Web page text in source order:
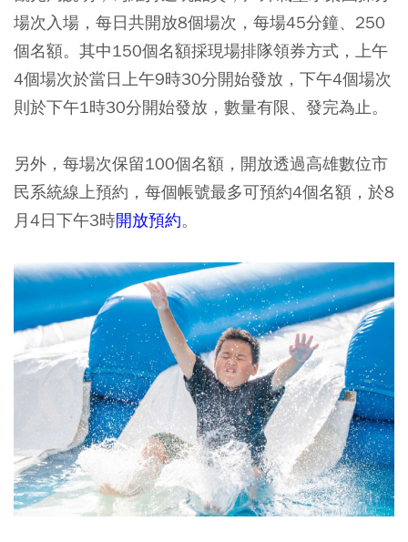
場次入場，每日共開放8個場次，每場45分鐘、250
個名額。其中150個名額採現場排隊領券方式，上午
4個場次於當日上午9時30分開始發放，下午4個場次
則於下午1時30分開始發放，數量有限、發完為止。
另外，每場次保留100個名額，開放透過高雄數位市
民系統線上預約，每個帳號最多可預約4個名額，於8
月4日下午3時開放預約。